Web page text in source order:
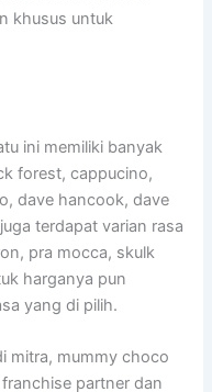
khusus untuk
ini memiliki banyak
forest, cappucino,
dave hancook, dave
terdapat varian rasa
pra mocca, skulk
harganya pun
yang di pilih.
mitra, mummy choco
partner dan